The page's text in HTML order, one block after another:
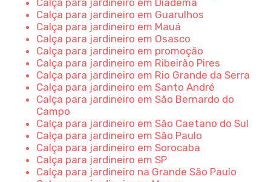
Calça para jardineiro em Guarulhos
Calça para jardineiro em Mauá
Calça para jardineiro em Osasco
Calça para jardineiro em promoção
Calça para jardineiro em Ribeirão Pires
Calça para jardineiro em Rio Grande da Serra
Calça para jardineiro em Santo André
Calça para jardineiro em São Bernardo do
Campo
Calça para jardineiro em São Caetano do Sul
Calça para jardineiro em São Paulo
Calça para jardineiro em Sorocaba
Calça para jardineiro em SP
Calça para jardineiro na Grande São Paulo